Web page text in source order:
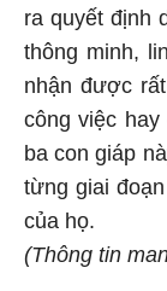
ra quyết định
thông minh,
nhận được
công việc hay
ba con giáp
từng giai
của họ.
(Thông tin